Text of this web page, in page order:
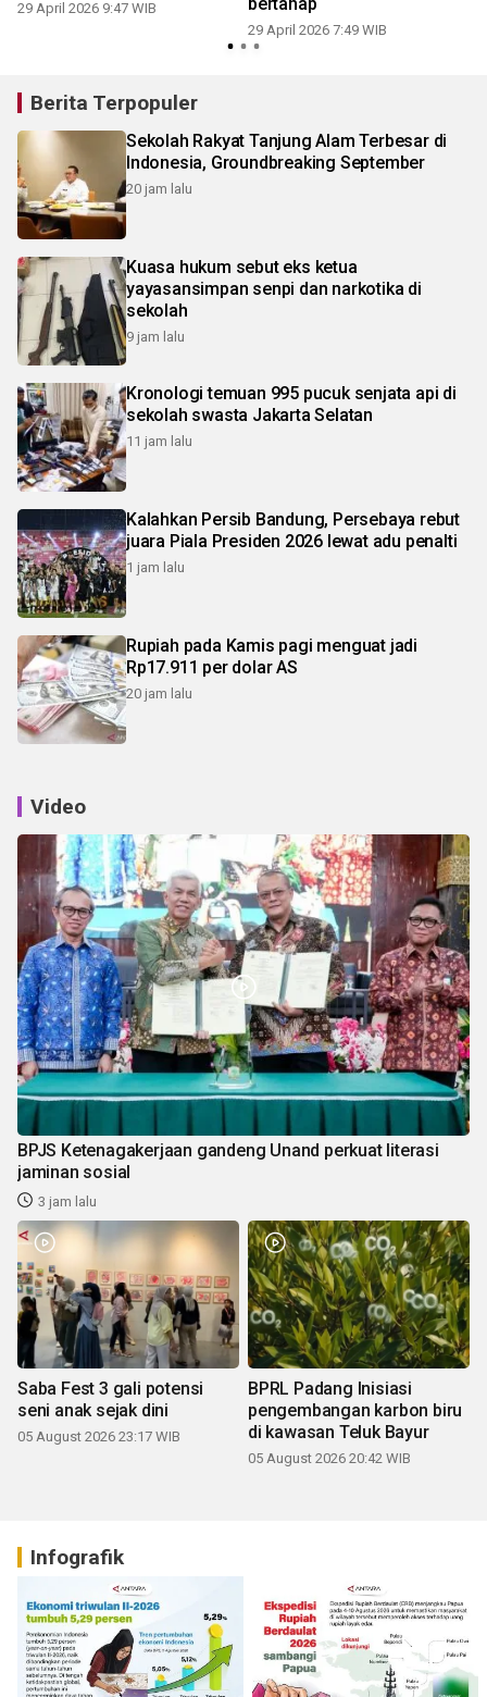
29 April 2026 9:47 WIB
29 April 2026 7:49 WIB
Berita Terpopuler
Sekolah Rakyat Tanjung Alam Terbesar di
Indonesia, Groundbreaking September
20 jam lalu
Kuasa hukum sebut eks ketua
yayasansimpan senpi dan narkotika di
sekolah
9 jam lalu
Kronologi temuan 995 pucuk senjata api di
sekolah swasta Jakarta Selatan
11 jam lalu
Kalahkan Persib Bandung, Persebaya rebut
juara Piala Presiden 2026 lewat adu penalti
1 jam lalu
Rupiah pada Kamis pagi menguat jadi
Rp17.911 per dolar AS
20 jam lalu
Video
BPJS Ketenagakerjaan gandeng Unand perkuat literasi
jaminan sosial
3 jam lalu
Saba Fest 3 gali potensi
seni anak sejak dini
05 August 2026 23:17 WIB
BPRL Padang Inisiasi
pengembangan karbon biru
di kawasan Teluk Bayur
05 August 2026 20:42 WIB
Infografik